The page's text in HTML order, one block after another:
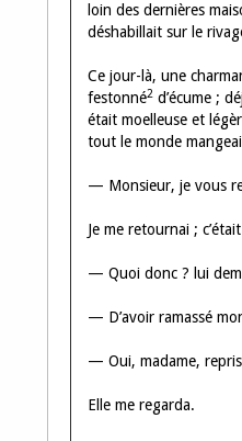
loin des dernières
déshabillait sur le
Ce jour-là, une
festonné2 d’écume ;
était moelleuse et
tout le monde
— Monsieur, je vous
Je me retournai ;
— Quoi donc ? lui
— D’avoir ramassé
— Oui, madame,
Elle me regarda.